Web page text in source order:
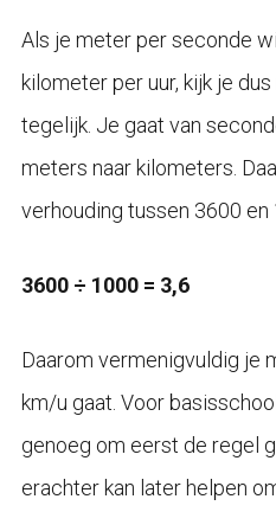
Als je meter per seconde
kilometer per uur, kijk je
tegelijk. Je gaat van
meters naar kilometers.
verhouding tussen 3600 en
3600 ÷ 1000 = 3,6
Daarom vermenigvuldig je
km/u gaat. Voor
genoeg om eerst de regel
erachter kan later helpen